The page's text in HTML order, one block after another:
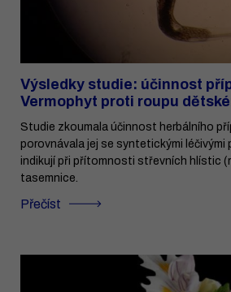
Výsledky studie: účinnost
Vermophyt proti roupu
Studie zkoumala účinnost herbálního
porovnávala jej se syntetickými léčivými
indikují při přítomnosti střevních hlístic
tasemnice.
Přečíst